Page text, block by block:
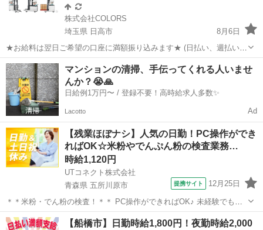
株式会社COLORS
埼玉県 日高市
8月6日
★お給料は翌日ご希望の口座に満額振り込みます★ (日払い、週払い、
月払い選択可能) カラーズで資格を活かしませんか？？ ◆お仕事内容
日用品、雑貨、食料品を扱う倉庫にて リーチフォークでのピッキン
グ、入出荷作業...
埼玉 日高市 時給
マンションの清掃、手伝ってくれる人いませ
んか？😭🙏
日給例1万円〜 / 登録不要！高時給求人多数✨
Lacotto Ad
【残業ほぼナシ】人気の日勤！PC操作ができ
ればOK☆米粉やでんぷん粉の検査業務…
時給1,120円
UTコネクト株式会社
青森県 五所川原市
提携サイト 12月25日
＊＊米粉・でん粉の検査！＊＊ PC操作ができればOK♪ 未経験でも安
心の丁寧な研修あり！ さまざまな食品の原材料となる、 米・でん粉加
工品を製造している会社でのお仕事です！ ＜具体的には…＞ ◆製品管
青森 五所川原市 倉庫
【船橋市】日勤時給1,800円！夜勤時給2,000